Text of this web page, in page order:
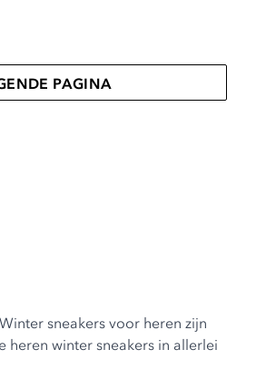
PAGINA
sneakers voor heren zijn
winter sneakers in allerlei